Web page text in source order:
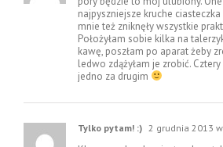
najpyszniejsze kruche ciasteczka
mnie też zniknęły wszystkie
Położyłam sobie kilka na
kawę, poszłam po aparat żeby
ledwo zdążyłam je zrobić. Cztery
jedno za drugim
Tylko pytam! :) 2 grudnia 2013